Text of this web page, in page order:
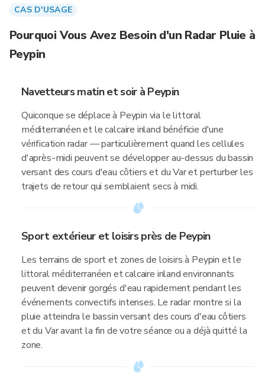
CAS D'USAGE
Pourquoi Vous Avez Besoin d'un Radar Pluie à
Peypin
Navetteurs matin et soir à Peypin
Quiconque se déplace à Peypin via le littoral
méditerranéen et le calcaire inland bénéficie d'une
vérification radar — particulièrement quand les cellules
d'après-midi peuvent se développer au-dessus du bassin
versant des cours d'eau côtiers et du Var et perturber les
trajets de retour qui semblaient secs à midi.
Sport extérieur et loisirs près de Peypin
Les terrains de sport et zones de loisirs à Peypin et le
littoral méditerranéen et calcaire inland environnants
peuvent devenir gorgés d'eau rapidement pendant les
événements convectifs intenses. Le radar montre si la
pluie atteindra le bassin versant des cours d'eau côtiers
et du Var avant la fin de votre séance ou a déjà quitté la
zone.